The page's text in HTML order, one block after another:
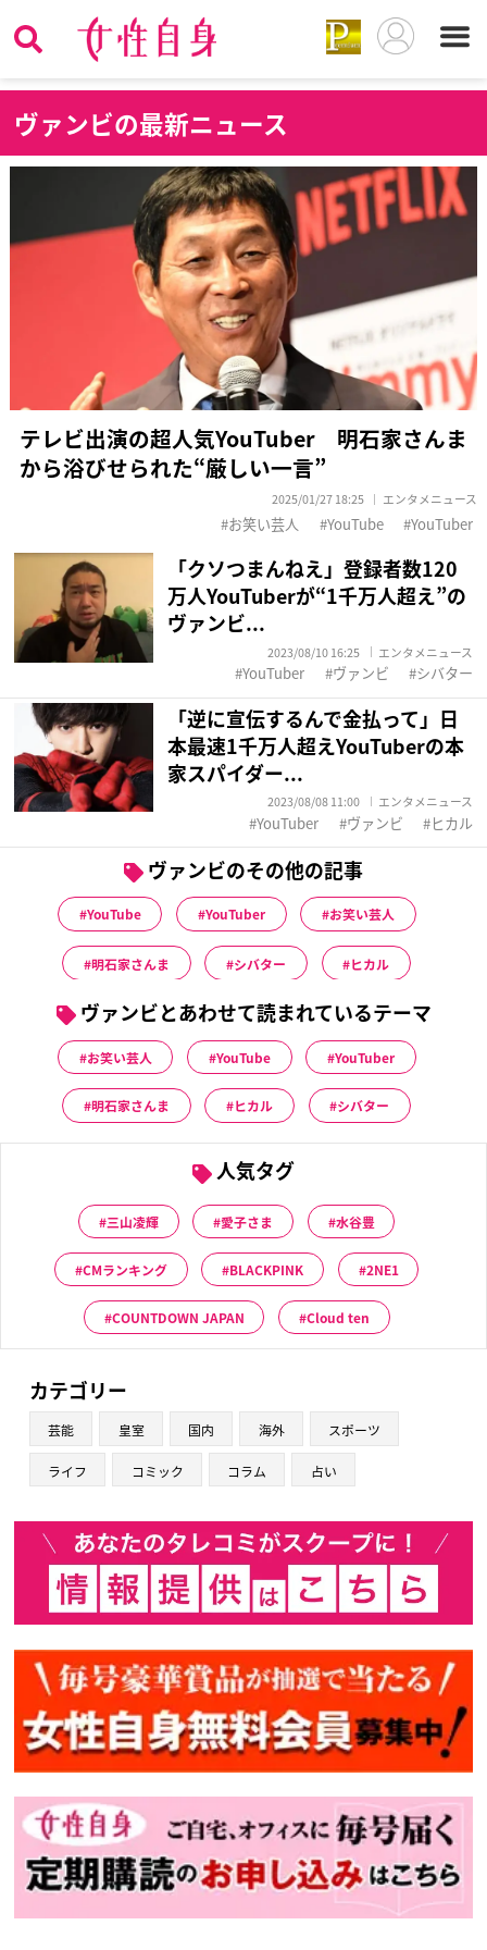
ヴァンビの最新ニュース
テレビ出演の超人気YouTuber 明石家さんま
から浴びせられた“厳しい一言”
2025/01/27 18:25 エンタメニュース
お笑い芸人 YouTube YouTuber
「クソつまんねえ」登録者数120
万人YouTuberが“1千万人超え”の
ヴァンビ...
2023/08/10 16:25 エンタメニュース
YouTuber ヴァンビ シバター
「逆に宣伝するんで金払って」日
本最速1千万人超えYouTuberの本
家スパイダー...
2023/08/08 11:00 エンタメニュース
YouTuber ヴァンビ ヒカル
ヴァンビのその他の記事
YouTube YouTuber お笑い芸人
明石家さんま シバター ヒカル
ヴァンビとあわせて読まれているテーマ
お笑い芸人 YouTube YouTuber
明石家さんま ヒカル シバター
人気タグ
三山凌輝 愛子さま 水谷豊
CMランキング BLACKPINK 2NE1
COUNTDOWN JAPAN Cloud ten
カテゴリー
芸能 皇室 国内 海外 スポーツ
ライフ コミック コラム 占い